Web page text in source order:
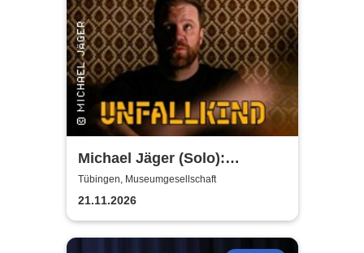
Michael Jäger (Solo):
Unfallkind - die neue Stand-
up-Comedy Show
Tübingen, Museumgesellschaft
21.11.2026